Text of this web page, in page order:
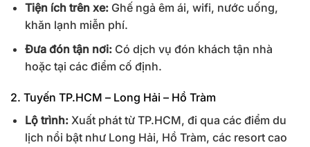
Tiện ích trên xe:Ghế ngả êm ái, wifi, nước uống,
khăn lạnh miễn phí.
Đưa đón tận nơi:Có dịch vụ đón khách tận nhà
hoặc tại các điểm cố định.
2. Tuyến TP.HCM – Long Hải – Hồ Tràm
Lộ trình:Xuất phát từ TP.HCM, đi qua các điểm du
lịch nổi bật như Long Hải, Hồ Tràm, các resort cao